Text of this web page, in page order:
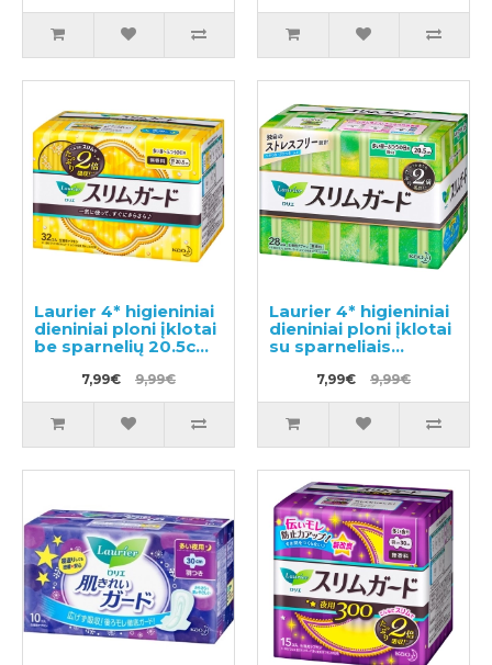
Laurier 4* higieniniai
dieniniai ploni įklotai
be sparnelių 20.5cm
7,99€ 9,99€
Laurier 4* higieniniai
dieniniai ploni įklotai
su sparneliais
7,99€ 9,99€